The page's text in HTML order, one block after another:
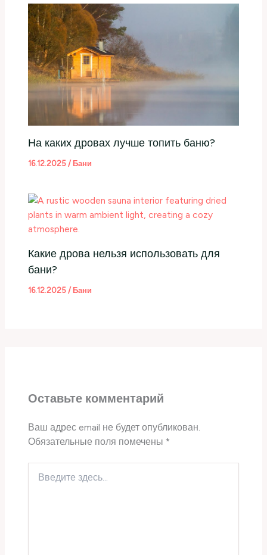
На каких дровах лучше топить баню?
16.12.2025 / Бани
Какие дрова нельзя использовать для
бани?
16.12.2025 / Бани
Оставьте комментарий
Ваш адрес email не будет опубликован.
Обязательные поля помечены*
здесь...